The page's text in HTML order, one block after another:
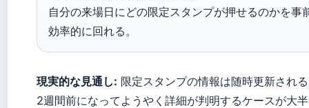
自分の来場日にどの限定スタンプが押せるのかを事
効率的に回れる。
現実的な見通し: 限定スタンプの情報は随時更新され
2週間前になってようやく詳細が判明するケースが大